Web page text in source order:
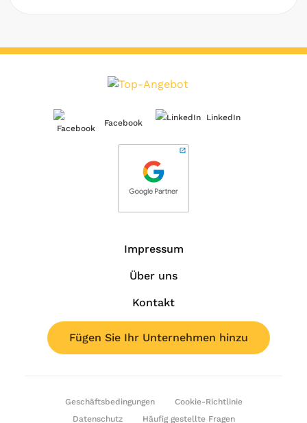
Facebook
LinkedIn
Impressum
Über uns
Kontakt
Fügen Sie Ihr Unternehmen hinzu
Geschäftsbedingungen
Cookie-Richtlinie
Datenschutz
Häufig gestellte Fragen